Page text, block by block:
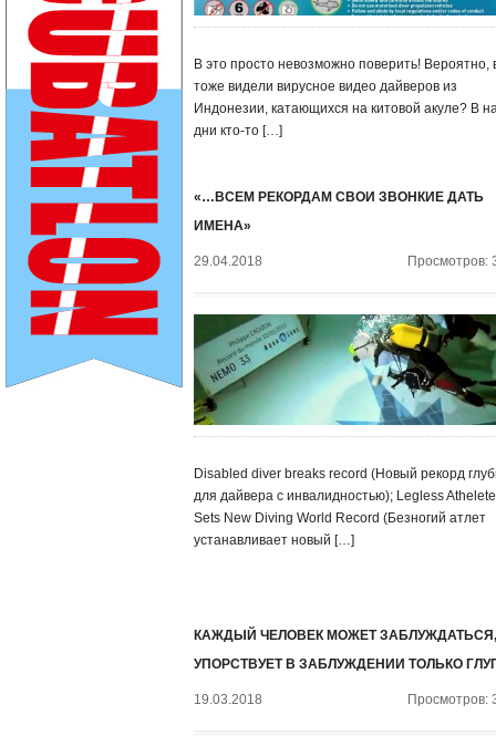
В это просто невозможно поверить! Вероятно,
тоже видели вирусное видео дайверов из
Индонезии, катающихся на китовой акуле? В
дни кто-то […]
«…ВСЕМ РЕКОРДАМ СВОИ ЗВОНКИЕ ДАТЬ
ИМЕНА»
29.04.2018 Просмотров:
Disabled diver breaks record (Новый рекорд
для дайвера с инвалидностью); Legless Athelete
Sets New Diving World Record (Безногий атлет
устанавливает новый […]
КАЖДЫЙ ЧЕЛОВЕК МОЖЕТ
УПОРСТВУЕТ В ЗАБЛУЖДЕНИИ ТОЛЬКО
19.03.2018 Просмотров: